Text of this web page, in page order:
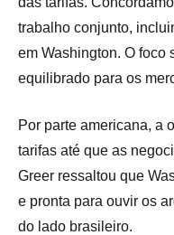
trabalho conjunto,
em Washington. O foco
equilibrado para os
Por parte americana, a
tarifas até que as
Greer ressaltou que
e pronta para ouvir os
do lado brasileiro.